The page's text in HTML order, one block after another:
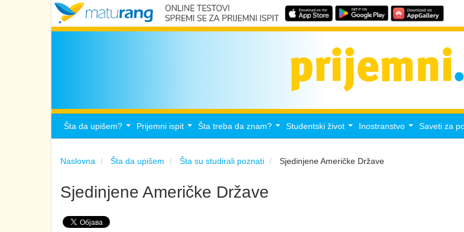
Šta da upišem? Prijemni ispit Šta treba da znam? Studentski život Inostranstvo Saveti za
Naslovna Šta da upišem Šta su studirali poznati Sjedinjene Američke Države
Sjedinjene Američke Države